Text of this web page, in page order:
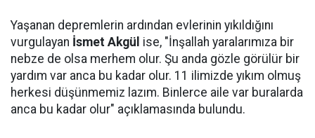
Yaşanan depremlerin ardından evlerinin yıkıldığını
vurgulayan İsmet Akgül ise, "İnşallah yaralarımıza bir
nebze de olsa merhem olur. Şu anda gözle görülür bir
yardım var anca bu kadar olur. 11 ilimizde yıkım olmuş
herkesi düşünmemiz lazım. Binlerce aile var buralarda
anca bu kadar olur" açıklamasında bulundu.